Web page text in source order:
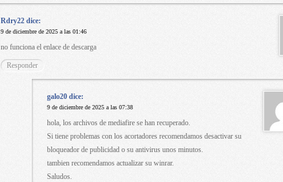
Rdry22 dice:
9 de diciembre de 2025 a las 01:46
no funciona el enlace de descarga
Responder
galo20 dice:
9 de diciembre de 2025 a las 07:38
hola, los archivos de mediafire se han recuperado.
Si tiene problemas con los acortadores recomendamos desactivar su
bloqueador de publicidad o su antivirus unos minutos.
tambien recomendamos actualizar su winrar.
Saludos.